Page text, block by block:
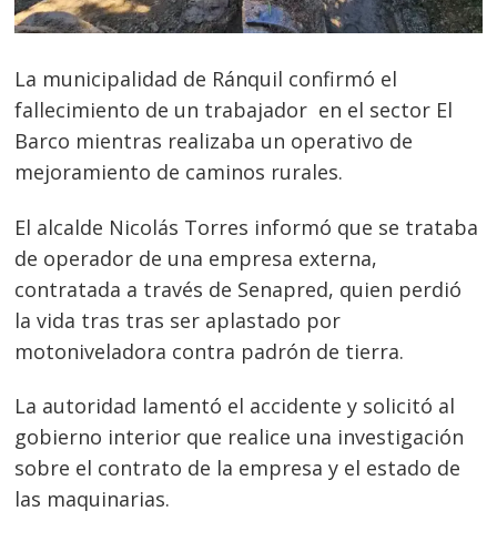
La municipalidad de Ránquil confirmó el
fallecimiento de un trabajador en el sector El
Barco mientras realizaba un operativo de
mejoramiento de caminos rurales.
El alcalde Nicolás Torres informó que se trataba
de operador de una empresa externa,
contratada a través de Senapred, quien perdió
la vida tras tras ser aplastado por
motoniveladora contra padrón de tierra.
La autoridad lamentó el accidente y solicitó al
gobierno interior que realice una investigación
sobre el contrato de la empresa y el estado de
las maquinarias.